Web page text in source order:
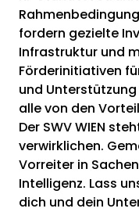
fordern gezielte
Infrastruktur und
Förderinitiativen
und
alle von den
Der SWV WIEN
verwirklichen.
Vorreiter in
Intelligenz. Lass
dich und dein